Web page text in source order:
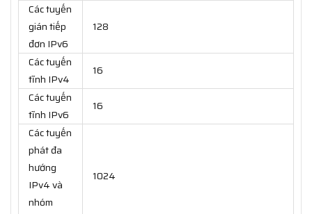
Các tuyến
gián tiếp
đơn IPv6
128
Các tuyến
tĩnh IPv4
16
Các tuyến
tĩnh IPv6
16
Các tuyến
phát đa
hướng
IPv4 và
nhóm
1024